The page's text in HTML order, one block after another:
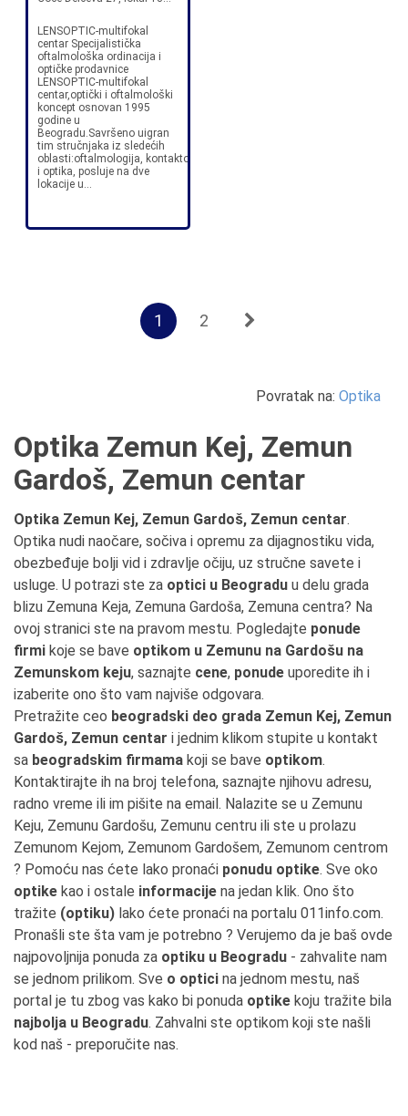
LENSOPTIC-multifokal
centar Specijalistička
oftalmološka ordinacija i
optičke prodavnice
LENSOPTIC-multifokal
centar,optički i oftalmološki
koncept osnovan 1995
godine u
Beogradu.Savršeno uigran
tim stručnjaka iz sledećih
oblasti:oftalmologija, kontaktologija
i optika, posluje na dve
lokacije u...
1 2
Povratak na: Optika
Optika Zemun Kej, Zemun
Gardoš, Zemun centar
Optika Zemun Kej, Zemun Gardoš, Zemun centar.
Optika nudi naočare, sočiva i opremu za dijagnostiku vida,
obezbeđuje bolji vid i zdravlje očiju, uz stručne savete i
usluge. U potrazi ste za optici u Beogradu u delu grada
blizu Zemuna Keja, Zemuna Gardoša, Zemuna centra? Na
ovoj stranici ste na pravom mestu. Pogledajte ponude
firmi koje se bave optikom u Zemunu na Gardošu na
Zemunskom keju, saznajte cene, ponude uporedite ih i
izaberite ono što vam najviše odgovara.
Pretražite ceo beogradski deo grada Zemun Kej, Zemun
Gardoš, Zemun centar i jednim klikom stupite u kontakt
sa beogradskim firmama koji se bave optikom.
Kontaktirajte ih na broj telefona, saznajte njihovu adresu,
radno vreme ili im pišite na email. Nalazite se u Zemunu
Keju, Zemunu Gardošu, Zemunu centru ili ste u prolazu
Zemunom Kejom, Zemunom Gardošem, Zemunom centrom
? Pomoću nas ćete lako pronaći ponudu optike. Sve oko
optike kao i ostale informacije na jedan klik. Ono što
tražite (optiku) lako ćete pronaći na portalu 011info.com.
Pronašli ste šta vam je potrebno ? Verujemo da je baš ovde
najpovoljnija ponuda za optiku u Beogradu - zahvalite nam
se jednom prilikom. Sve o optici na jednom mestu, naš
portal je tu zbog vas kako bi ponuda optike koju tražite bila
najbolja u Beogradu. Zahvalni ste optikom koji ste našli
kod naš - preporučite nas.